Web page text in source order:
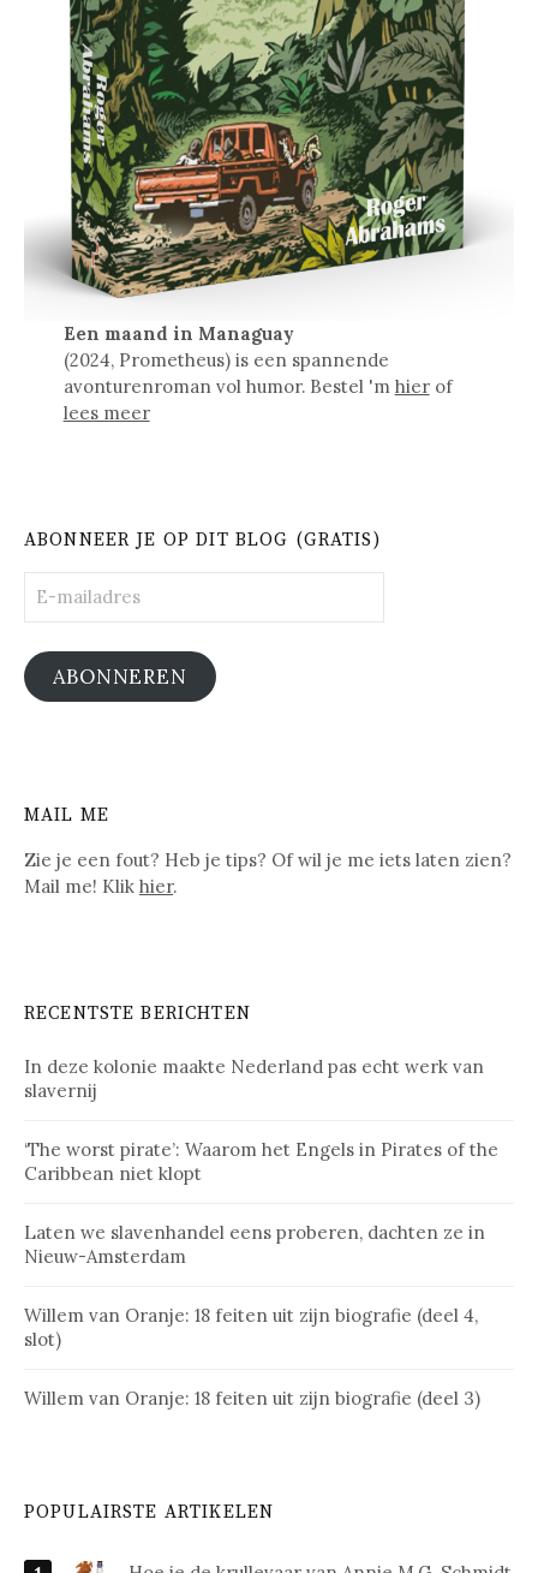
Een maand in Managuay
(2024, Prometheus) is een spannende
avonturenroman vol humor. Bestel 'm hierof
lees meer
ABONNEER JE OP DIT BLOG (GRATIS)
mailadres
ABONNEREN
MAIL ME
Zie je een fout? Heb je tips? Of wil je me iets laten zien?
Mail me! Klik hier.
RECENTSTE BERICHTEN
In deze kolonie maakte Nederland pas echt werk van
slavernij
‘The worst pirate’: Waarom het Engels in Pirates of the
Caribbean niet klopt
Laten we slavenhandel eens proberen, dachten ze in
Nieuw-Amsterdam
Willem van Oranje: 18 feiten uit zijn biografie (deel 4,
slot)
Willem van Oranje: 18 feiten uit zijn biografie (deel 3)
POPULAIRSTE ARTIKELEN